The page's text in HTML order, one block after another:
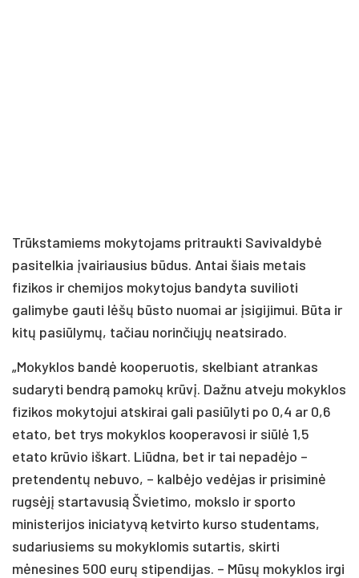
Trūkstamiems mokytojams pritraukti Savivaldybė
pasitelkia įvairiausius būdus. Antai šiais metais
fizikos ir chemijos mokytojus bandyta suvilioti
galimybe gauti lėšų būsto nuomai ar įsigijimui. Būta ir
kitų pasiūlymų, tačiau norinčiųjų neatsirado.
„Mokyklos bandė kooperuotis, skelbiant atrankas
sudaryti bendrą pamokų krūvį. Dažnu atveju mokyklos
fizikos mokytojui atskirai gali pasiūlyti po 0,4 ar 0,6
etato, bet trys mokyklos kooperavosi ir siūlė 1,5
etato krūvio iškart. Liūdna, bet ir tai nepadėjo –
pretendentų nebuvo, – kalbėjo vedėjas ir prisiminė
rugsėjį startavusią Švietimo, mokslo ir sporto
ministerijos iniciatyvą ketvirto kurso studentams,
sudariusiems su mokyklomis sutartis, skirti
mėnesines 500 eurų stipendijas. – Mūsų mokyklos irgi